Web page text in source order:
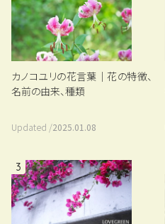
カノコユリの花言葉｜花の特徴、
名前の由来、種類
Updated /2025.01.08
3